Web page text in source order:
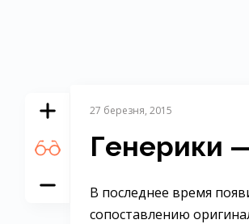
27 березня, 2015
Генерики
В последнее время
сопоставлению